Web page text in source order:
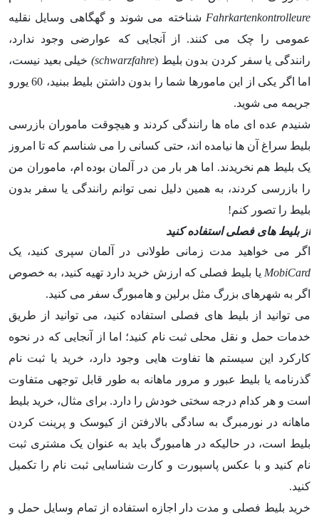
Fahrkartenkontrolleure شناخته می شوند و گهگاهی وسایل نقلیه
عمومی را چک می کنند. از آنجایی که عوارضی وجود ندارد،
رانندگی یا سفر کردن بدون بلیط (schwarzfahre
) خیلی بعید نیست،
اما اگر یکی از این مامورها شما را بدون داشتن بلیط ببنید، 60 یورو
جریمه می شوید.
شنیدم عده ای ماه ها رانندگی کردند و هیچوقت ماموران بازرسی
بلیط سراغ آن ها نیامده اند، حتی کسانی را می شناسم که تا امروز
یک بلیط هم نخریدند. اما هر بار من در آلمان بوده ام، ماموران من
را بازرسی کردند، به همین دلیل نمی توانم رانندگی یا سفر بدون
بلیط را تصور کنم!
از بلیط های فصلی استفاده کنید
اگر می خواهید مدت زمانی طولانی در آلمان سپری کنید، یک
MobiCard یا بلیط فصلی که ارزش خرید دارد تهیه کنید، به خصوص
اگر به شهرهای بزرگ مثل برلین و هامبورگ سفر می کنید.
می توانید از بلیط های فصلی استفاده کنید، می توانید از طریق
خدمات حمل و نقل محلی ثبت نام کنید؛ اما از آنجایی که در نحوه
کارکرد این سیستم ها تفاوت هایی وجود دارد، خرید یا ثبت نام
گذرنامه یا بلیط عبور و مرور ماهانه به طور قابل توجهی متفاوت
است و هر کدام درجه سختی خودش را دارد. برای مثال، خرید بلیط
ماهانه در نورمبرگ به سادگی بالارفتن از کیوسک و پرینت کردن
بلیط است، در حالیکه در هامبورگ باید به عنوان یک مشتری ثبت
نام کنید و با عکس پاسپورت و کارت شناسایی ثبت نام را تکمیل
کنید.
خرید بلیط فصلی و مدت دار اجازه استفاده از تمام وسایل حمل و